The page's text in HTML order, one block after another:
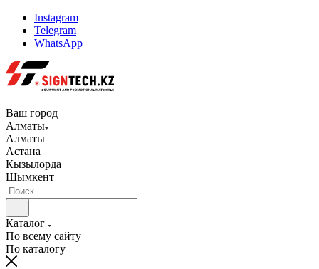
Instagram
Telegram
WhatsApp
Ваш город
Алматы
Алматы
Астана
Кызылорда
Шымкент
Каталог
По всему сайту
По каталогу